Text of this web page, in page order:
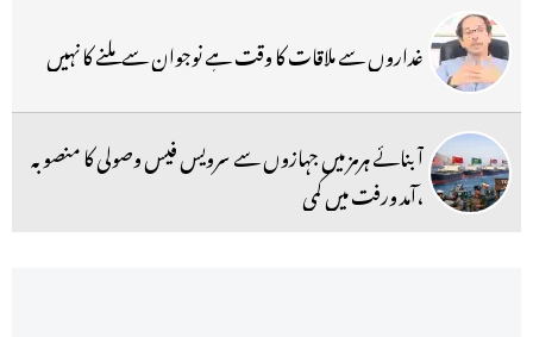
غداروں سے ملاقات کا وقت ہے نوجوان سے ملنے کا نہیں
آبنائے ہرمز میں جہازوں سے سرویس فیس وصولی کا منصوبہ
،آمد ورفت میں کمی